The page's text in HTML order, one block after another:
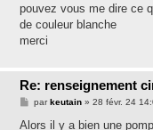
pouvez vous me dire ce
de couleur blanche
merci
Re: renseignement
M
s
parkeutain» 28 févr. 24
Alors il y a bien une